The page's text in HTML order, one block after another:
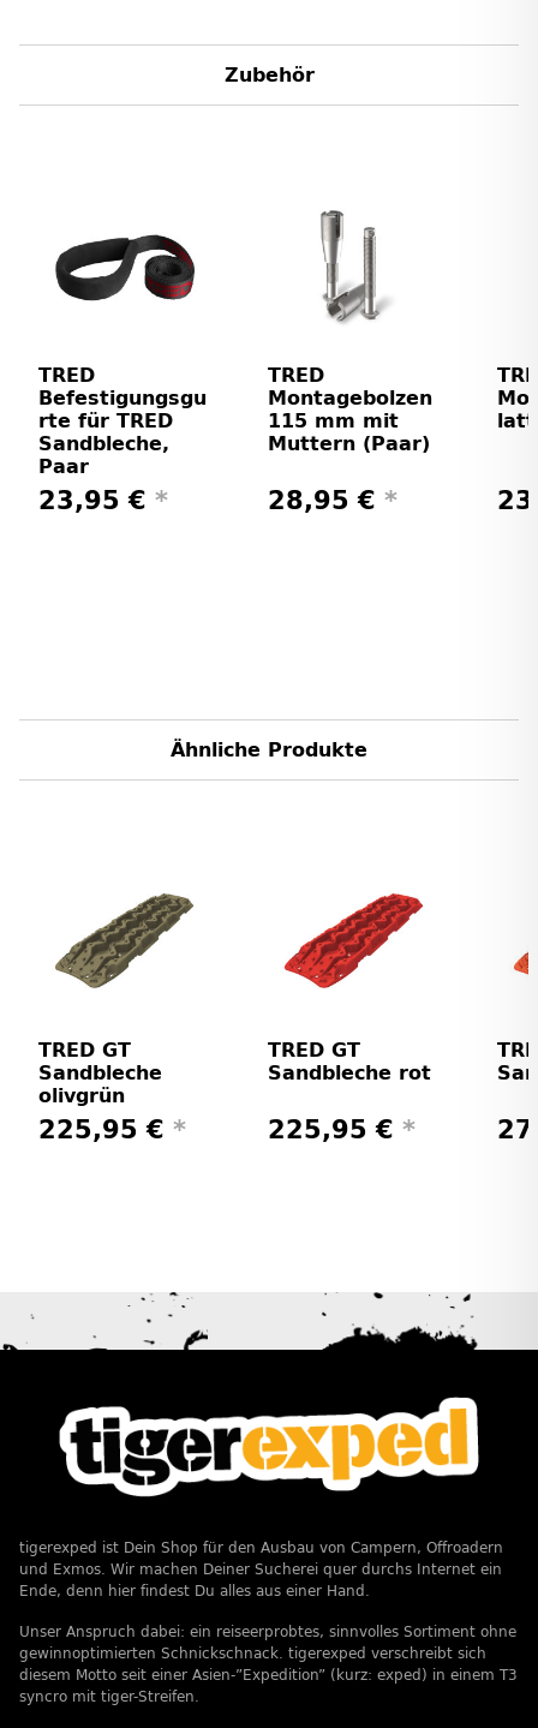
Zubehör
TRED
Befestigungsgu
rte für TRED
Sandbleche,
Paar
23,95 € *
TRED
Montagebolzen
115 mm mit
Muttern (Paar)
28,95 € *
Ähnliche Produkte
TRED GT
Sandbleche
olivgrün
225,95 € *
TRED GT
Sandbleche rot
225,95 € *
tigerexped ist Dein Shop für den Ausbau von Campern, Offroadern
und Exmos. Wir machen Deiner Sucherei quer durchs Internet ein
Ende, denn hier findest Du alles aus einer Hand.
Unser Anspruch dabei: ein reiseerprobtes, sinnvolles Sortiment ohne
gewinnoptimierten Schnickschnack. tigerexped verschreibt sich
diesem Motto seit einer Asien-”Expedition” (kurz: exped) in einem T3
syncro mit tiger-Streifen.